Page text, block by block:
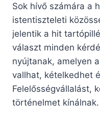
Sok hívő számára a
istentiszteleti
jelentik a hit
választ minden
nyújtanak, amelyen
vallhat, kételkedhet
Felelősségvállalást,
történelmet kínálnak.